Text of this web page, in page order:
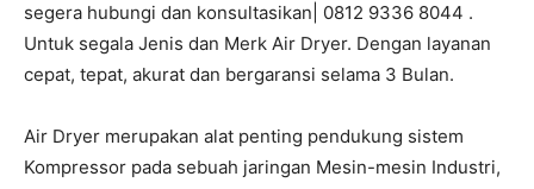
segera hubungi dan konsultasikan| 0812 9336 8044 .
Untuk segala Jenis dan Merk Air Dryer. Dengan layanan
cepat, tepat, akurat dan bergaransi selama 3 Bulan.
Air Dryer merupakan alat penting pendukung sistem
Kompressor pada sebuah jaringan Mesin-mesin Industri,